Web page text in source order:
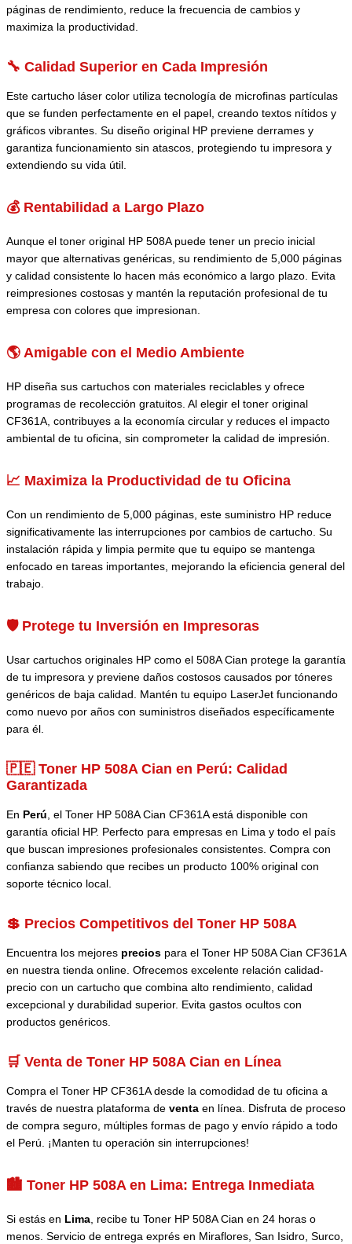
páginas de rendimiento, reduce la frecuencia de cambios y
maximiza la productividad.
🔧 Calidad Superior en Cada Impresión
Este cartucho láser color utiliza tecnología de microfinas partículas
que se funden perfectamente en el papel, creando textos nítidos y
gráficos vibrantes. Su diseño original HP previene derrames y
garantiza funcionamiento sin atascos, protegiendo tu impresora y
extendiendo su vida útil.
💰 Rentabilidad a Largo Plazo
Aunque el toner original HP 508A puede tener un precio inicial
mayor que alternativas genéricas, su rendimiento de 5,000 páginas
y calidad consistente lo hacen más económico a largo plazo. Evita
reimpresiones costosas y mantén la reputación profesional de tu
empresa con colores que impresionan.
🌎 Amigable con el Medio Ambiente
HP diseña sus cartuchos con materiales reciclables y ofrece
programas de recolección gratuitos. Al elegir el toner original
CF361A, contribuyes a la economía circular y reduces el impacto
ambiental de tu oficina, sin comprometer la calidad de impresión.
📈 Maximiza la Productividad de tu Oficina
Con un rendimiento de 5,000 páginas, este suministro HP reduce
significativamente las interrupciones por cambios de cartucho. Su
instalación rápida y limpia permite que tu equipo se mantenga
enfocado en tareas importantes, mejorando la eficiencia general del
trabajo.
🛡️ Protege tu Inversión en Impresoras
Usar cartuchos originales HP como el 508A Cian protege la garantía
de tu impresora y previene daños costosos causados por tóneres
genéricos de baja calidad. Mantén tu equipo LaserJet funcionando
como nuevo por años con suministros diseñados específicamente
para él.
🇵🇪 Toner HP 508A Cian en Perú: Calidad
Garantizada
En Perú, el Toner HP 508A Cian CF361A está disponible con
garantía oficial HP. Perfecto para empresas en Lima y todo el país
que buscan impresiones profesionales consistentes. Compra con
confianza sabiendo que recibes un producto 100% original con
soporte técnico local.
💲 Precios Competitivos del Toner HP 508A
Encuentra los mejores precios para el Toner HP 508A Cian CF361A
en nuestra tienda online. Ofrecemos excelente relación calidad-
precio con un cartucho que combina alto rendimiento, calidad
excepcional y durabilidad superior. Evita gastos ocultos con
productos genéricos.
🛒 Venta de Toner HP 508A Cian en Línea
Compra el Toner HP CF361A desde la comodidad de tu oficina a
través de nuestra plataforma de venta en línea. Disfruta de proceso
de compra seguro, múltiples formas de pago y envío rápido a todo
el Perú. ¡Manten tu operación sin interrupciones!
🏙️ Toner HP 508A en Lima: Entrega Inmediata
Si estás en Lima, recibe tu Toner HP 508A Cian en 24 horas o
menos. Servicio de entrega exprés en Miraflores, San Isidro, Surco,